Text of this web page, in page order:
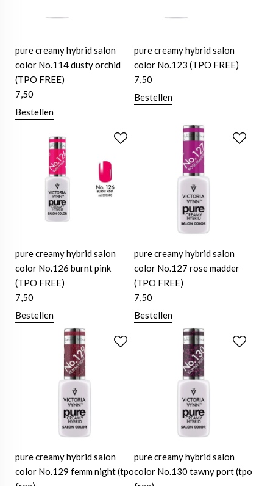
pure creamy hybrid salon
color No.114 dusty orchid
(TPO FREE)
7,50
Bestellen
pure creamy hybrid salon
color No.123 (TPO FREE)
7,50
Bestellen
pure creamy hybrid salon
color No.126 burnt pink
(TPO FREE)
7,50
Bestellen
pure creamy hybrid salon
color No.127 rose madder
(TPO FREE)
7,50
Bestellen
pure creamy hybrid salon
color No.129 femm night (tpo
pure creamy hybrid salon
color No.130 tawny port (tpo